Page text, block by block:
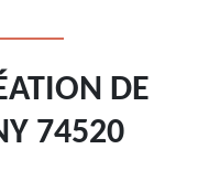
DE
74520